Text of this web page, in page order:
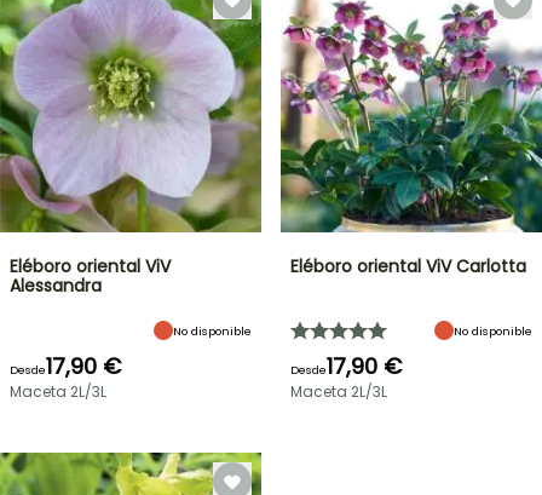
Eléboro oriental ViV
Alessandra
No disponible
Desde17,90 €
Maceta 2L/3L
Eléboro oriental ViV Carlotta
No disponible
Desde17,90 €
Maceta 2L/3L